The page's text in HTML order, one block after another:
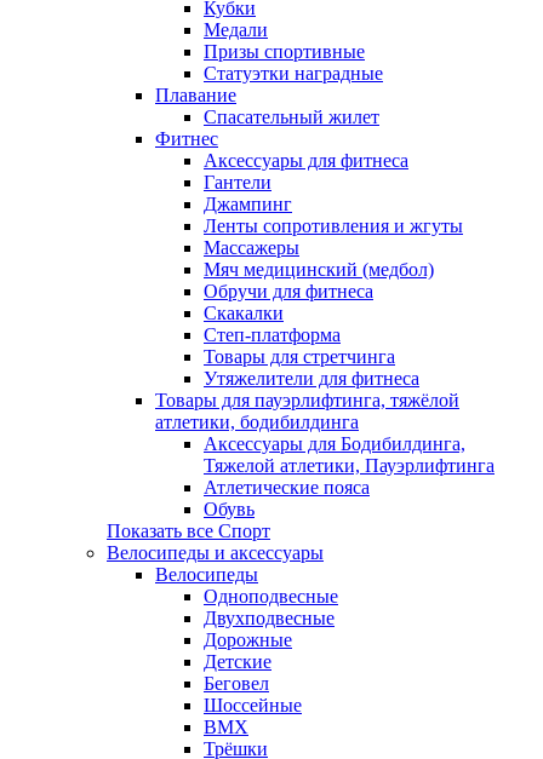
Кубки
Медали
Призы спортивные
Статуэтки наградные
Плавание
Спасательный жилет
Фитнес
Аксессуары для фитнеса
Гантели
Джампинг
Ленты сопротивления и жгуты
Массажеры
Мяч медицинский (медбол)
Обручи для фитнеса
Скакалки
Степ-платформа
Товары для стретчинга
Утяжелители для фитнеса
Товары для пауэрлифтинга, тяжёлой
атлетики, бодибилдинга
Аксессуары для Бодибилдинга,
Тяжелой атлетики, Пауэрлифтинга
Атлетические пояса
Обувь
Показать все Спорт
Велосипеды и аксессуары
Велосипеды
Одноподвесные
Двухподвесные
Дорожные
Детские
Беговел
Шоссейные
BMX
Трёшки